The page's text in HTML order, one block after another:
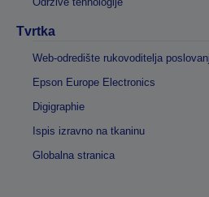
Tvrtka
Web-odredište rukovoditelja
Epson Europe Electronics
Digigraphie
Ispis izravno na tkaninu
Globalna stranica